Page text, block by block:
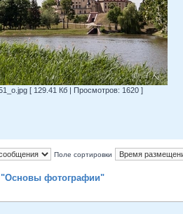
[ 129.41 Кб | Просмотров: 1620 ]
Поле сортировки
"Основы фотографии"